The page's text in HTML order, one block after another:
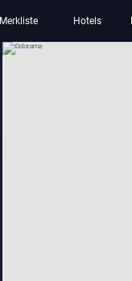
Merkliste Hotels